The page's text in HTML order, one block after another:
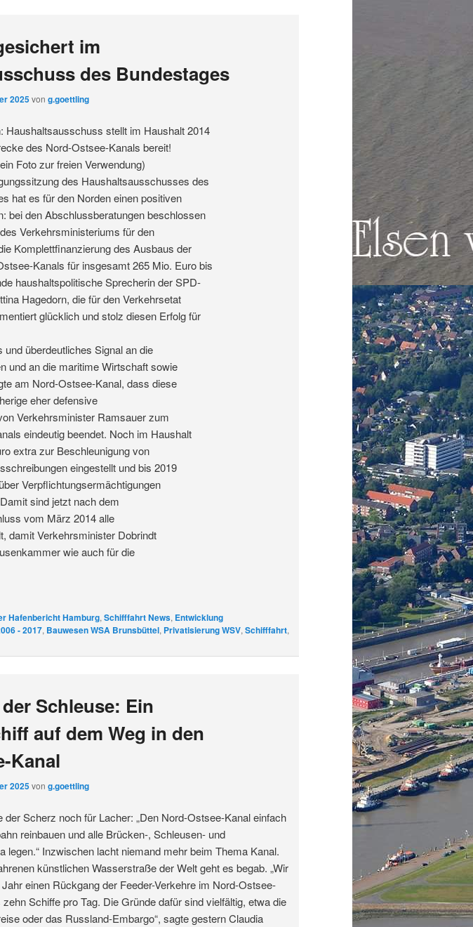
im
des Bundestages
2025von g.goettling
Haushaltsausschuss stellt im Haushalt 2014
des Nord-Ostsee-Kanals bereit!
Foto zur freien Verwendung)
des Haushaltsausschusses des
hat es für den Norden einen positiven
bei den Abschlussberatungen beschlossen
Verkehrsministeriums für den
Komplettfinanzierung des Ausbaus der
Kanals für insgesamt 265 Mio. Euro bis
haushaltspolitische Sprecherin der SPD-
Hagedorn, die für den Verkehrsetat
glücklich und stolz diesen Erfolg für
und überdeutliches Signal an die
und an die maritime Wirtschaft sowie
am Nord-Ostsee-Kanal, dass diese
eher defensive
Verkehrsminister Ramsauer zum
eindeutig beendet. Noch im Haushalt
extra zur Beschleunigung von
eingestellt und bis 2019
Verpflichtungsermächtigungen
sind jetzt nach dem
vom März 2014 alle
damit Verkehrsminister Dobrindt
wie auch für die
Hafenbericht Hamburg, Schifffahrt News, Entwicklung
- 2017, Bauwesen WSA Brunsbüttel, Privatisierung WSV, Schifffahrt,
Schleuse: Ein
auf dem Weg in den
Kanal
2025von g.goettling
der Scherz noch für Lacher: „Den Nord-Ostsee-Kanal einfach
reinbauen und alle Brücken-, Schleusen- und
legen.“ Inzwischen lacht niemand mehr beim Thema Kanal.
künstlichen Wasserstraße der Welt geht es begab. „Wir
einen Rückgang der Feeder-Verkehre im Nord-Ostsee-
Schiffe pro Tag. Die Gründe dafür sind vielfältig, etwa die
oder das Russland-Embargo“, sagte gestern Claudia